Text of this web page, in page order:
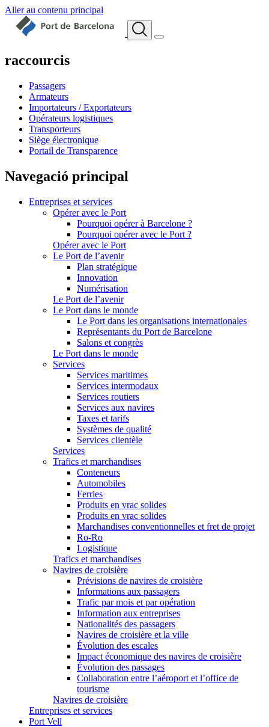
Aller au contenu principal
raccourcis
Passagers
Armateurs
Importateurs / Exportateurs
Opérateurs logistiques
Transporteurs
Siège électronique
Portail de Transparence
Navegació principal
Entreprises et services
Opérer avec le Port
Pourquoi opérer à Barcelone ?
Pourquoi opérer avec le Port ?
Opérer avec le Port
Le Port de l’avenir
Plan stratégique
Innovation
Numérisation
Le Port de l’avenir
Le Port dans le monde
Le Port dans les organisations internationales
Représentants du Port de Barcelone
Salons et congrès
Le Port dans le monde
Services
Services maritimes
Services intermodaux
Services routiers
Services aux navires
Taxes et tarifs
Systèmes de qualité
Services clientèle
Services
Trafics et marchandises
Conteneurs
Automobiles
Ferries
Produits en vrac solides
Produits en vrac solides
Marchandises conventionnelles et fret de projet
Ro-Ro
Logistique
Trafics et marchandises
Navires de croisière
Prévisions de navires de croisière
Informations aux passagers
Trafic par mois et par opération
Information aux entreprises
Nationalités des passagers
Navires de croisière et la ville
Évolution des escales
Impact économique des navires de croisière
Évolution des passages
Collaboration entre l’aéroport et l’office de
tourisme
Navires de croisière
Entreprises et services
Port Vell